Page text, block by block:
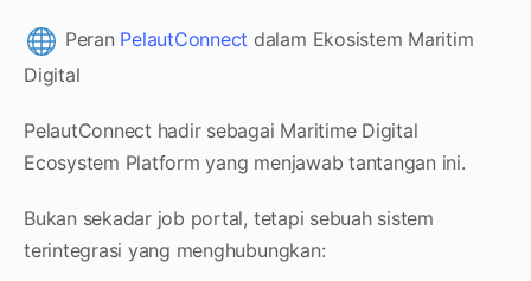
Peran PelautConnect dalam Ekosistem Maritim
Digital
PelautConnect hadir sebagai Maritime Digital
Ecosystem Platform yang menjawab tantangan ini.
Bukan sekadar job portal, tetapi sebuah sistem
terintegrasi yang menghubungkan: